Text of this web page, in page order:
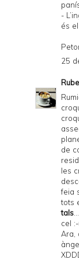
-
és
25
de
les
feia
tots
tals
cel
Ara,